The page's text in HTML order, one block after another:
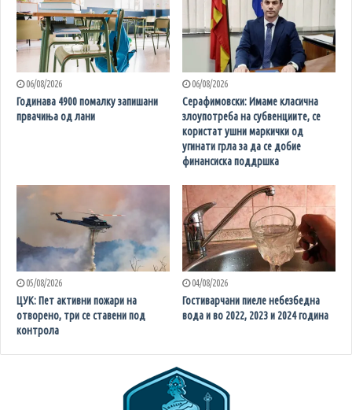
06/08/2026
Годинава 4900 помалку запишани
првачиња од лани
06/08/2026
Серафимовски: Имаме класична
злоупотреба на субвенциите, се
користат ушни маркички од
угинати грла за да се добие
финансиска поддршка
05/08/2026
ЦУК: Пет активни пожари на
отворено, три се ставени под
контрола
04/08/2026
Гостиварчани пиеле небезбедна
вода и во 2022, 2023 и 2024 година